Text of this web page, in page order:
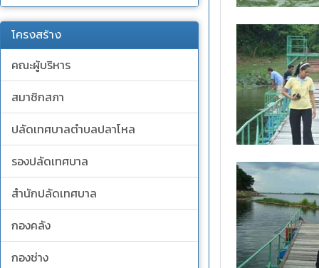
โครงสร้าง
คณะผู้บริหาร
สมาชิกสภา
ปลัดเทศบาลตำบลปลาโหล
รองปลัดเทศบาล
สำนักปลัดเทศบาล
กองคลัง
กองช่าง